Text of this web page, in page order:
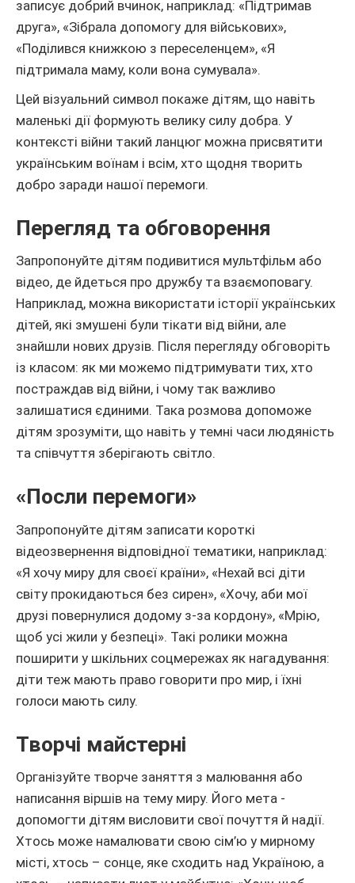
записує добрий вчинок, наприклад: «Підтримав
друга», «Зібрала допомогу для військових»,
«Поділився книжкою з переселенцем», «Я
підтримала маму, коли вона сумувала».
Цей візуальний символ покаже дітям, що навіть
маленькі дії формують велику силу добра. У
контексті війни такий ланцюг можна присвятити
українським воїнам і всім, хто щодня творить
добро заради нашої перемоги.
Перегляд та обговорення
Запропонуйте дітям подивитися мультфільм або
відео, де йдеться про дружбу та взаємоповагу.
Наприклад, можна використати історії українських
дітей, які змушені були тікати від війни, але
знайшли нових друзів. Після перегляду обговоріть
із класом: як ми можемо підтримувати тих, хто
постраждав від війни, і чому так важливо
залишатися єдиними. Така розмова допоможе
дітям зрозуміти, що навіть у темні часи людяність
та співчуття зберігають світло.
«Посли перемоги»
Запропонуйте дітям записати короткі
відеозвернення відповідної тематики, наприклад:
«Я хочу миру для своєї країни», «Нехай всі діти
світу прокидаються без сирен», «Хочу, аби мої
друзі повернулися додому з-за кордону», «Мрію,
щоб усі жили у безпеці». Такі ролики можна
поширити у шкільних соцмережах як нагадування:
діти теж мають право говорити про мир, і їхні
голоси мають силу.
Творчі майстерні
Організуйте творче заняття з малювання або
написання віршів на тему миру. Його мета -
допомогти дітям висловити свої почуття й надії.
Хтось може намалювати свою сім’ю у мирному
місті, хтось – сонце, яке сходить над Україною, а